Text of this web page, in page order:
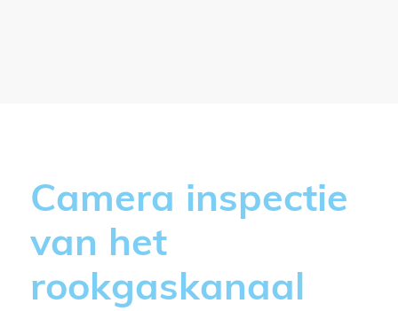
Camera inspectie
van het
rookgaskanaal